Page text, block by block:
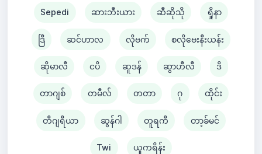
Sepedi ဆားဘီးယား ဆီဆိုသို ရှိုနာ
ဒြီ ဆင်ဟာလ လိုဗက် စလိုဗေးနီးယန်း
ဆိုမာလီ ငပိ ဆူဒန် ဆွာဟီလီ ဒိ
တာဂျစ် တမီလ် တတာ ဂု ထိုင်း
တီဂျရီယာ ဆွန်ဂါ တူရကီ တာ့ခ်မင်
Twi ယူကရိန်း